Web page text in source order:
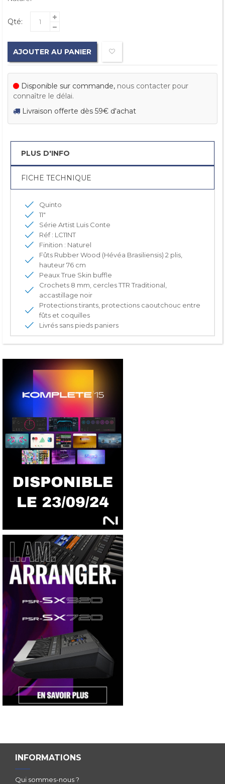
Qté:
AJOUTER AU PANIER
Disponible sur commande, nous contacter pour
connaître le délai.
Livraison offerte dès 59€ d'achat
PLUS D'INFO
FICHE TECHNIQUE
Quinto
11"
Série Artist Luis Conte
Réf : LC11NT
Finition : Naturel
Fûts Rubber Wood (Hévéa Brasiliensis) 2 plis,
hauteur 76 cm
Peaux True Skin buffle
Crochets 8 mm, cercles TTR Traditional,
accastillage noir
Protections tirants, protections caoutchouc entre
fûts et coquilles
Livrés sans pieds paniers
INFORMATIONS
Qui sommes-nous ?